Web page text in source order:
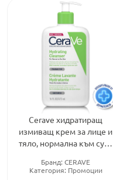
Cerave хидратиращ
измиващ крем за лице и
тяло, нормална към суха
473мл.597333
Бранд: CERAVE
Категория: Промоции